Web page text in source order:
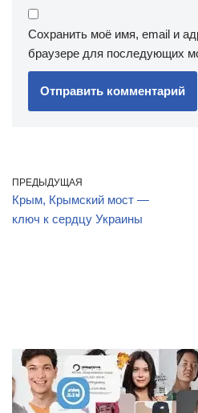
Сохранить моё имя, email и
браузере для последующих
ПРЕДЫДУЩАЯ
Крым, Крымский мост —
ключ к сердцу Украины